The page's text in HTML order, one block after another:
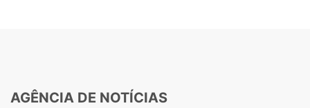
AGÊNCIA DE NOTÍCIAS